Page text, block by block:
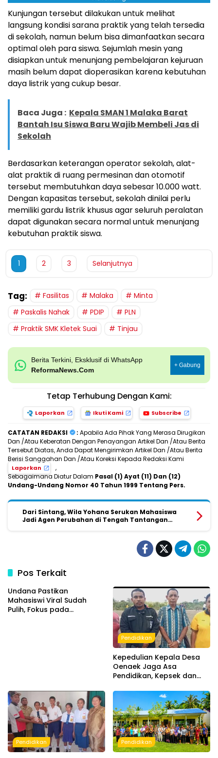
Kunjungan tersebut dilakukan untuk melihat
langsung kondisi sarana praktik yang telah tersedia
di sekolah, namun belum bisa dimanfaatkan secara
optimal oleh para siswa. Sejumlah mesin yang
disiapkan untuk menunjang pembelajaran kejuruan
masih belum dapat dioperasikan karena kebutuhan
daya listrik yang cukup besar.
Baca Juga : Kepala SMAN 1 Malaka Barat
Bantah Isu Siswa Baru Wajib Membeli Jas di
Sekolah
Berdasarkan keterangan operator sekolah, alat-
alat praktik di ruang permesinan dan otomotif
tersebut membutuhkan daya sebesar 10.000 watt.
Dengan kapasitas tersebut, sekolah dinilai perlu
memiliki gardu listrik khusus agar seluruh peralatan
dapat digunakan secara normal untuk menunjang
kebutuhan praktik siswa.
1 2 3 Selanjutnya
Tag: Fasilitas Malaka
Minta
Paskalis Nahak
PDIP
PLN
Praktik SMK Kletek Suai
Tinjau
Berita Terkini, Eksklusif di WhatsApp
ReformaNews.Com
+ Gabung
Tetap Terhubung Dengan Kami:
Laporkan Ikuti Kami Subscribe
CATATAN REDAKSI : Apabila Ada Pihak Yang Merasa Dirugikan
Dan /Atau Keberatan Dengan Penayangan Artikel Dan /Atau Berita
Tersebut Diatas, Anda Dapat Mengirimkan Artikel Dan /Atau Berita
Berisi Sanggahan Dan /Atau Koreksi Kepada Redaksi Kami
Laporkan
,
Sebagaimana Diatur Dalam Pasal (1) Ayat (11) Dan (12)
Undang-Undang Nomor 40 Tahun 1999 Tentang Pers.
Dari Sintang, Wila Yohana Serukan Mahasiswa
Jadi Agen Perubahan di Tengah Tantangan
Pos Terkait
Undana Pastikan
Mahasiswi Viral Sudah
Pulih, Fokus pada
Pendidikan
Kepedulian Kepala Desa
Oenaek Jaga Asa
Pendidikan, Kepsek dan
Pendidikan Pendidikan